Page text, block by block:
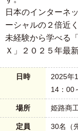
日本のインターネ
ーシャルの２倍近
未経験から学べる
Ｘ」２０２５年最
日時
2025年
14：00
場所 姫路商
定員 30名（